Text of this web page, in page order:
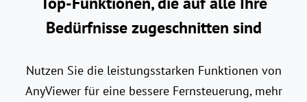
Bedürfnisse zugeschnitten sind
Nutzen Sie die leistungsstarken Funktionen von
AnyViewer für eine bessere Fernsteuerung, mehr